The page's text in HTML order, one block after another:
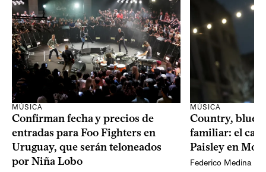
MÚSICA
Confirman fecha y precios de
entradas para Foo Fighters en
Uruguay, que serán teloneados
por Niña Lobo
MÚSICA
Country,
familiar: el
Paisley en
Federico Medina